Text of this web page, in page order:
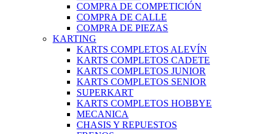
COMPRA DE COMPETICIÓN
COMPRA DE CALLE
COMPRA DE PIEZAS
KARTING
KARTS COMPLETOS ALEVÍN
KARTS COMPLETOS CADETE
KARTS COMPLETOS JUNIOR
KARTS COMPLETOS SENIOR
SUPERKART
KARTS COMPLETOS HOBBYE
MECANICA
CHASIS Y REPUESTOS